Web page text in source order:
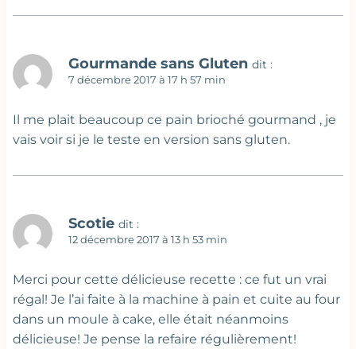
Gourmande sans Gluten dit :
7 décembre 2017 à 17 h 57 min
Il me plait beaucoup ce pain brioché gourmand , je
vais voir si je le teste en version sans gluten.
Scotie dit :
12 décembre 2017 à 13 h 53 min
Merci pour cette délicieuse recette : ce fut un vrai
régal! Je l’ai faite à la machine à pain et cuite au four
dans un moule à cake, elle était néanmoins
délicieuse! Je pense la refaire régulièrement!